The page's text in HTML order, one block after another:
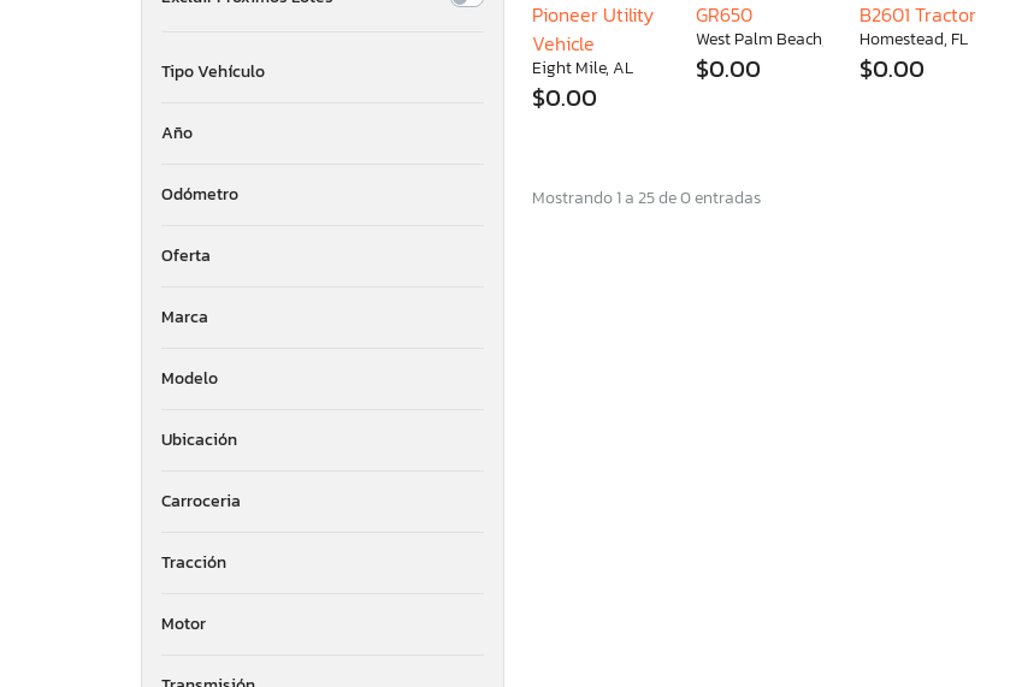
Tipo Vehículo
Año
Odómetro
Oferta
Marca
Modelo
Ubicación
Carroceria
Tracción
Motor
Pioneer Utility
Vehicle
Eight Mile, AL
$0.00
GR650
West Palm Beach, FL
$0.00
B2601 Tractor
Homestead, FL
$0.00
Mostrando 1 a 25 de 0 entradas